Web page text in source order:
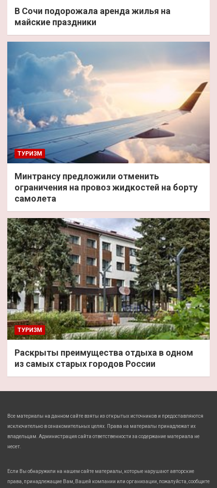
В Сочи подорожала аренда жилья на
майские праздники
ТУРИЗМ
Минтрансу предложили отменить
ограничения на провоз жидкостей на борту
самолета
ТУРИЗМ
Раскрыты преимущества отдыха в одном
из самых старых городов России
Все материалы на данном сайте взяты из открытых источников и предоставляются
исключительно в ознакомительных целях. Права на материалы принадлежат их
владельцам. Администрация сайта ответственности за содержание материала не
несет.
Если Вы обнаружили на нашем сайте материалы, которые нарушают авторские
права, принадлежащие Вам, Вашей компании или организации, пожалуйста, сообщите